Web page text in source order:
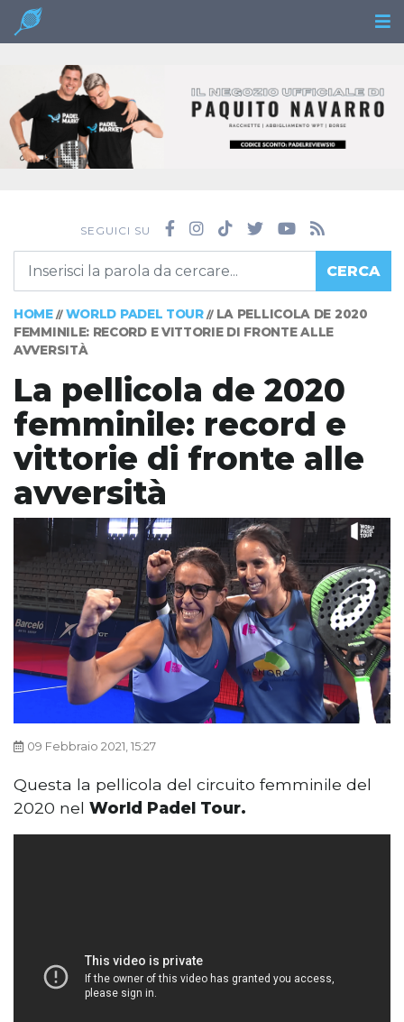
SEGUICI SU
CERCA
HOME// WORLD PADEL TOUR// LA PELLICOLA DE 2020
FEMMINILE: RECORD E VITTORIE DI FRONTE ALLE
AVVERSITÀ
La pellicola de 2020
femminile: record e
vittorie di fronte alle
avversità
09 Febbraio 2021, 15:27
Questa la pellicola del circuito femminile del
2020 nel World Padel Tour.